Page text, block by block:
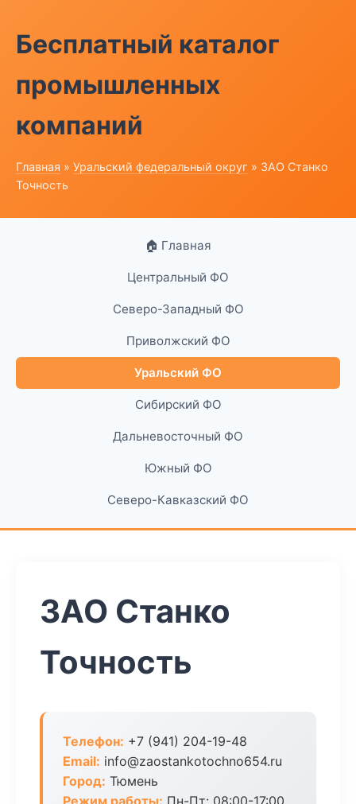
Бесплатный каталог
промышленных
компаний
Главная » Уральский федеральный округ » ЗАО Станко
Точность
🏠 Главная
Центральный ФО
Северо-Западный ФО
Приволжский ФО
Уральский ФО
Сибирский ФО
Дальневосточный ФО
Южный ФО
Северо-Кавказский ФО
ЗАО Станко
Точность
Телефон: +7 (941) 204-19-48
Email: info@zaostankotochno654.ru
Город: Тюмень
Режим работы: Пн-Пт: 08:00-17:00